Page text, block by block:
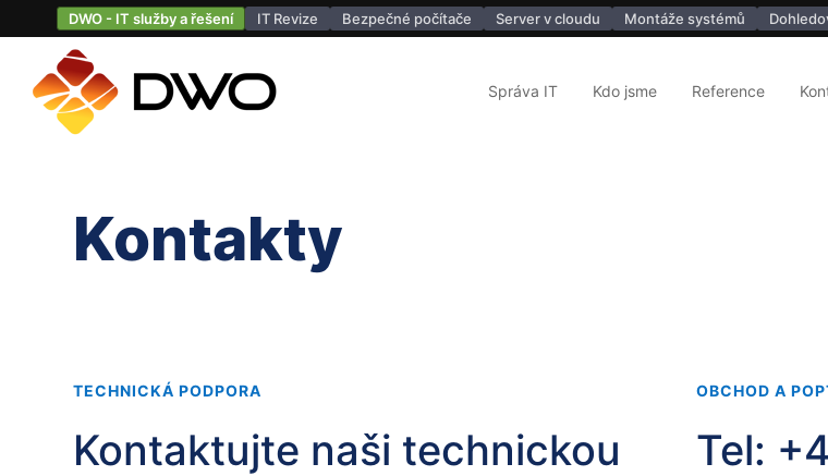
DWO - IT služby a řešení IT Revize Bezpečné počítače Server v cloudu Montáže systémů
Správa IT Kdo jsme Reference
Kontakty
TECHNICKÁ PODPORA
Kontaktujte naši technickou
OBCHOD A
Tel: